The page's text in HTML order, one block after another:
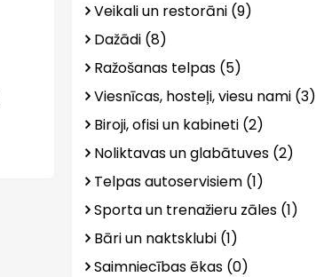
Veikali un restorāni (9)
Dažādi (8)
Ražošanas telpas (5)
Viesnīcas, hosteļi, viesu nami (3)
Biroji, ofisi un kabineti (2)
Noliktavas un glabātuves (2)
Telpas autoservisiem (1)
Sporta un trenažieru zāles (1)
Bāri un naktsklubi (1)
Saimniecības ēkas (0)